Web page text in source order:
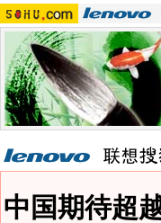
中国期待超